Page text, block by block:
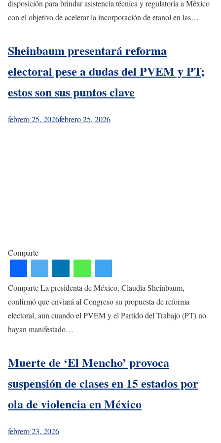
disposición para brindar asistencia técnica y regulatoria a México
con el objetivo de acelerar la incorporación de etanol en las…
Sheinbaum presentará reforma
electoral pese a dudas del PVEM y PT;
estos son sus puntos clave
febrero 25, 2026febrero 25, 2026
Comparte
Comparte La presidenta de México, Claudia Sheinbaum,
confirmó que enviará al Congreso su propuesta de reforma
electoral, aun cuando el PVEM y el Partido del Trabajo (PT) no
hayan manifestado…
Muerte de ‘El Mencho’ provoca
suspensión de clases en 15 estados por
ola de violencia en México
febrero 23, 2026